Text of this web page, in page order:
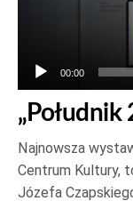
00:00
„Południk
Najnowsza
Centrum Kultury,
Józefa